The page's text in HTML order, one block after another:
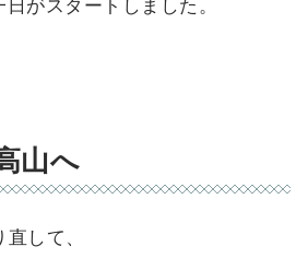
がスタートしました。
山へ
して、